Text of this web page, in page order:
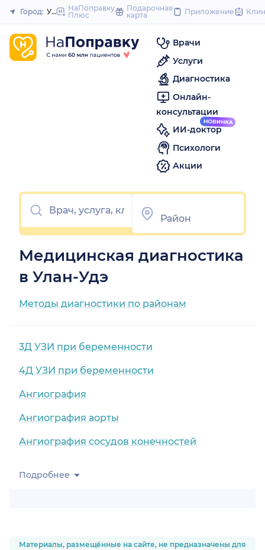
to
Закрыть
Город: Улан-УдэНаПоправку
Плюс
Подарочная
карта
Приложение
Врачи
Услуги
Диагностика
Онлайн-
консультации
ИИ-доктор
Психологи
Акции
Медицинская диагностика
в Улан-Удэ
Методы диагностики по районам
3Д УЗИ при беременности
4Д УЗИ при беременности
Ангиография
Ангиография аорты
Ангиография сосудов конечностей
Подробнее
Материалы, размещённые на сайте, не предназначены для